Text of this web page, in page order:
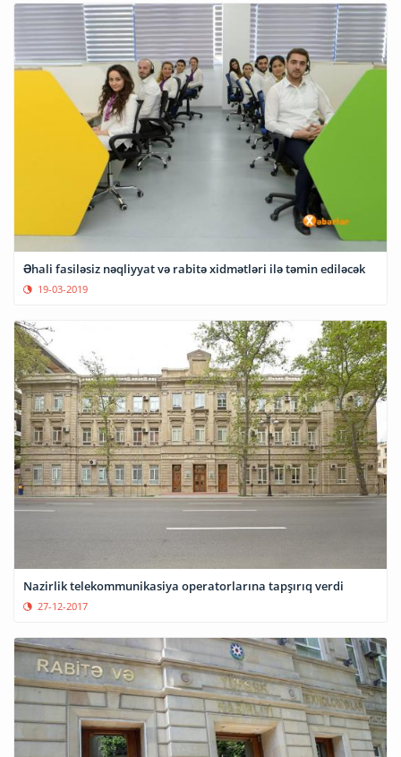
Əhali fasiləsiz nəqliyyat və rabitə xidmətləri ilə təmin ediləcək
19-03-2019
Nazirlik telekommunikasiya operatorlarına tapşırıq verdi
27-12-2017